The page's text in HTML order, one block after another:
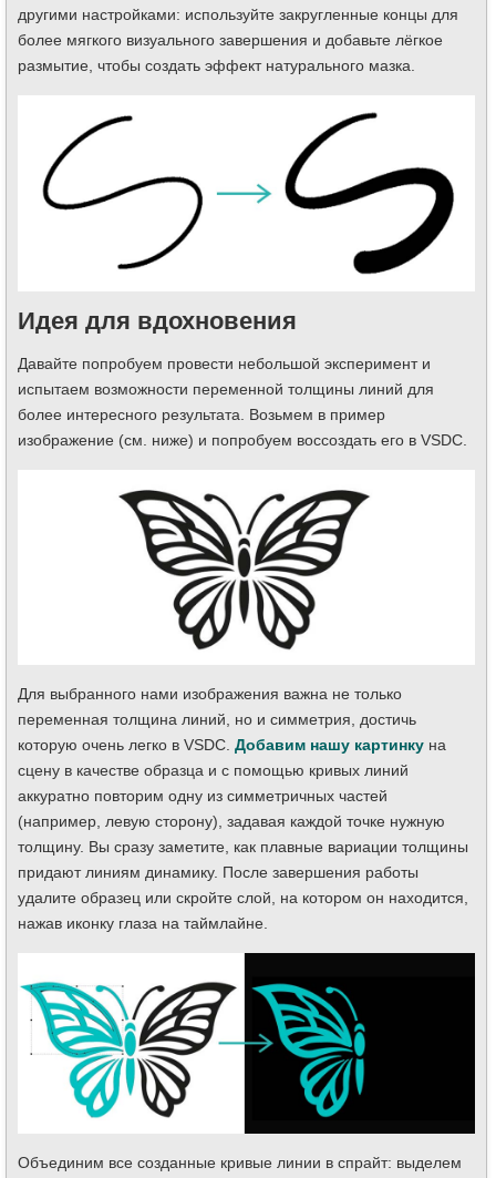
другими настройками: используйте закругленные концы для
более мягкого визуального завершения и добавьте лёгкое
размытие, чтобы создать эффект натурального мазка.
Идея для вдохновения
Давайте попробуем провести небольшой эксперимент и
испытаем возможности переменной толщины линий для
более интересного результата. Возьмем в пример
изображение (см. ниже) и попробуем воссоздать его в VSDC.
Для выбранного нами изображения важна не только
переменная толщина линий, но и симметрия, достичь
которую очень легко в VSDC. Добавим нашу картинку на
сцену в качестве образца и с помощью кривых линий
аккуратно повторим одну из симметричных частей
(например, левую сторону), задавая каждой точке нужную
толщину. Вы сразу заметите, как плавные вариации толщины
придают линиям динамику. После завершения работы
удалите образец или скройте слой, на котором он находится,
нажав иконку глаза на таймлайне.
Объединим все созданные кривые линии в спрайт: выделем